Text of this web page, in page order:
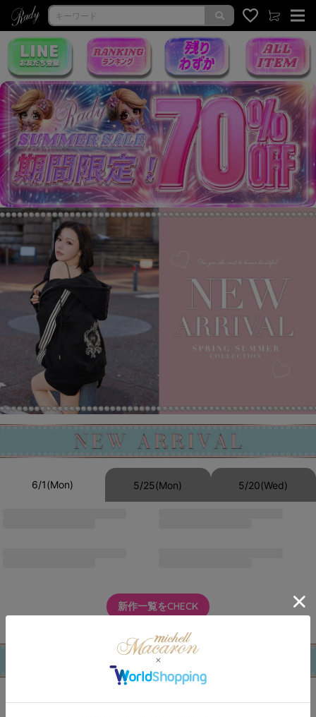
6/1(Mon) 5/25(Mon) 5/20(Wed)
新作一覧をCHECK
5/25(Mon)